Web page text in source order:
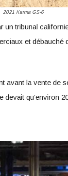
2021 Karma GS-6
tribunal
et débauché
avant la vente de
qu’environ